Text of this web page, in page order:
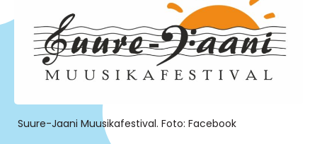
Suure-Jaani Muusikafestival. Foto: Facebook